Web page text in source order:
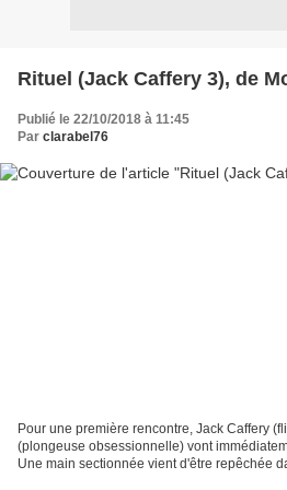
Rituel (Jack Caffery 3), de
Publié le 22/10/2018 à 11:45
Par clarabel76
Pour une première rencontre, Jack Caffery
(plongeuse obsessionnelle) vont
Une main sectionnée vient d'être repêchée